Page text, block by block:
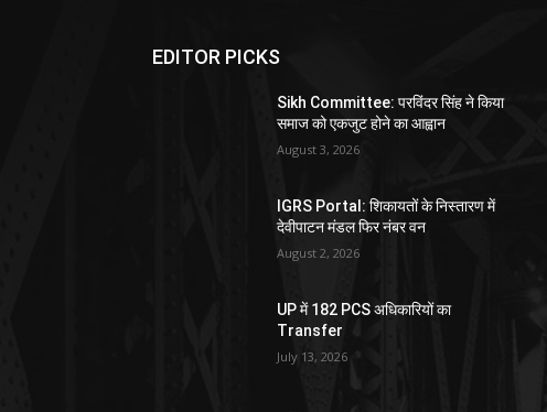
EDITOR PICKS
Sikh Committee: परविंदर सिंह ने किया
समाज को एकजुट होने का आह्वान
August 3, 2026
IGRS Portal: शिकायतों के निस्तारण में
देवीपाटन मंडल फिर नंबर वन
August 2, 2026
UP में 182 PCS अधिकारियों का
Transfer
July 13, 2026